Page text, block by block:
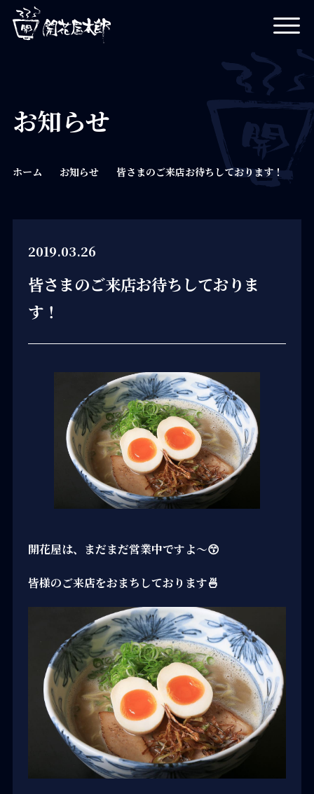
お知らせ
ホーム お知らせ 皆さまのご来店お待ちしております！
2019.03.26
皆さまのご来店お待ちしておりま
す！
開花屋は、まだまだ営業中ですよ〜😙
皆様のご来店をおまちしております🍜